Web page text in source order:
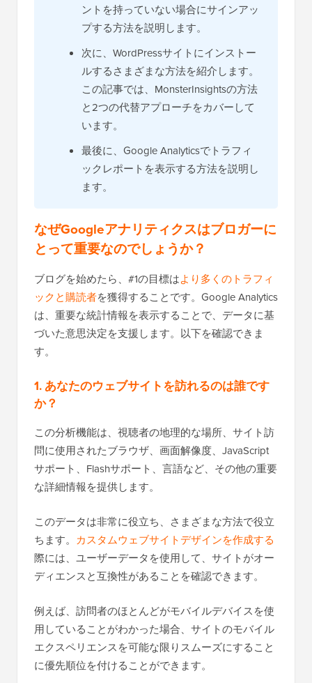
ントを持っていない場合にサインアッ
プする方法を説明します。
次に、WordPressサイトにインストー
ルするさまざまな方法を紹介します。
この記事では、MonsterInsightsの方法
と2つの代替アプローチをカバーして
います。
最後に、Google Analyticsでトラフィ
ックレポートを表示する方法を説明し
ます。
なぜGoogleアナリティクスはブロガーに
とって重要なのでしょうか？
ブログを始めたら、#1の目標はより多くのトラフィ
ックと購読者を獲得することです。Google Analytics
は、重要な統計情報を表示することで、データに基
づいた意思決定を支援します。以下を確認できま
す。
1. あなたのウェブサイトを訪れるのは誰です
か？
この分析機能は、視聴者の地理的な場所、サイト訪
問に使用されたブラウザ、画面解像度、JavaScript
サポート、Flashサポート、言語など、その他の重要
な詳細情報を提供します。
このデータは非常に役立ち、さまざまな方法で役立
ちます。 カスタムウェブサイトデザインを作成する
際には、ユーザーデータを使用して、サイトがオー
ディエンスと互換性があることを確認できます。
例えば、訪問者のほとんどがモバイルデバイスを使
用していることがわかった場合、サイトのモバイル
エクスペリエンスを可能な限りスムーズにすること
に優先順位を付けることができます。